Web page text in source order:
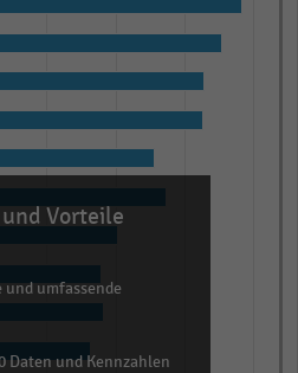
Vorteile
und umfassende
Daten und Kennzahlen